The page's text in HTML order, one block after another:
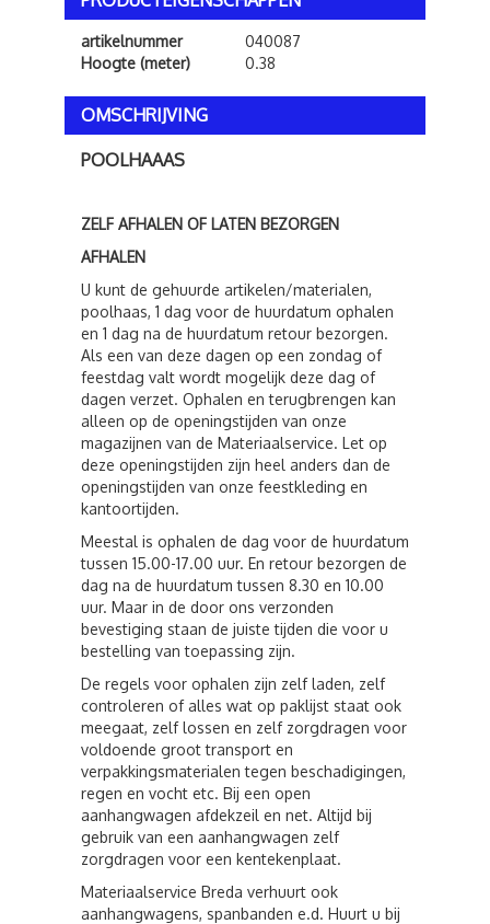
artikelnummer
040087
Hoogte (meter)
0.38
OMSCHRIJVING
POOLHAAAS
ZELF AFHALEN OF LATEN BEZORGEN
AFHALEN
U kunt de gehuurde artikelen/materialen,
poolhaas, 1 dag voor de huurdatum ophalen
en 1 dag na de huurdatum retour bezorgen.
Als een van deze dagen op een zondag of
feestdag valt wordt mogelijk deze dag of
dagen verzet. Ophalen en terugbrengen kan
alleen op de openingstijden van onze
magazijnen van de Materiaalservice. Let op
deze openingstijden zijn heel anders dan de
openingstijden van onze feestkleding en
kantoortijden.
Meestal is ophalen de dag voor de huurdatum
tussen 15.00-17.00 uur. En retour bezorgen de
dag na de huurdatum tussen 8.30 en 10.00
uur. Maar in de door ons verzonden
bevestiging staan de juiste tijden die voor u
bestelling van toepassing zijn.
De regels voor ophalen zijn zelf laden, zelf
controleren of alles wat op paklijst staat ook
meegaat, zelf lossen en zelf zorgdragen voor
voldoende groot transport en
verpakkingsmaterialen tegen beschadigingen,
regen en vocht etc. Bij een open
aanhangwagen afdekzeil en net. Altijd bij
gebruik van een aanhangwagen zelf
zorgdragen voor een kentekenplaat.
Materiaalservice Breda verhuurt ook
aanhangwagens, spanbanden e.d. Huurt u bij